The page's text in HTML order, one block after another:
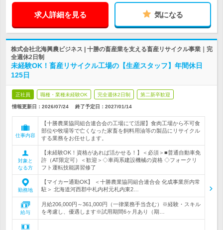
求人詳細を見る 気になる
株式会社北海興農ビジネス | 十勝の畜産業を支える畜産リサイクル事業｜完
全週休2日制
未経験OK！畜産リサイクル工場の【生産スタッフ】年間休日
125日
正社員 職種・業種未経験OK 完全週休2日制 第二新卒歓迎
情報更新日：2026/07/24 終了予定日： 2027/01/14
仕事内容
【十勝農業協同組合連合会の工場にて活躍】食肉工場から不可食
部位や牧場等で亡くなった家畜を飼料用油等の製品にリサイクル
する業務をお任せします。
対象と
なる方
【未経験OK！資格があれば活かせる！】＜必須＞■普通自動車免
許（AT限定可）＜歓迎＞◇車両系建設機械の資格 ◇フォークリ
フト運転技能講習修了
勤務地
【マイカー通勤OK】 ＜十勝農業協同組合連合会 化成事業所内常
駐＞ 北海道河西郡中札内村元札内東2…
給与
月給206,000円～361,000円（一律業務手当含む）※経験・スキル
を考慮し、優遇します※試用期間6ヶ月あり（期…